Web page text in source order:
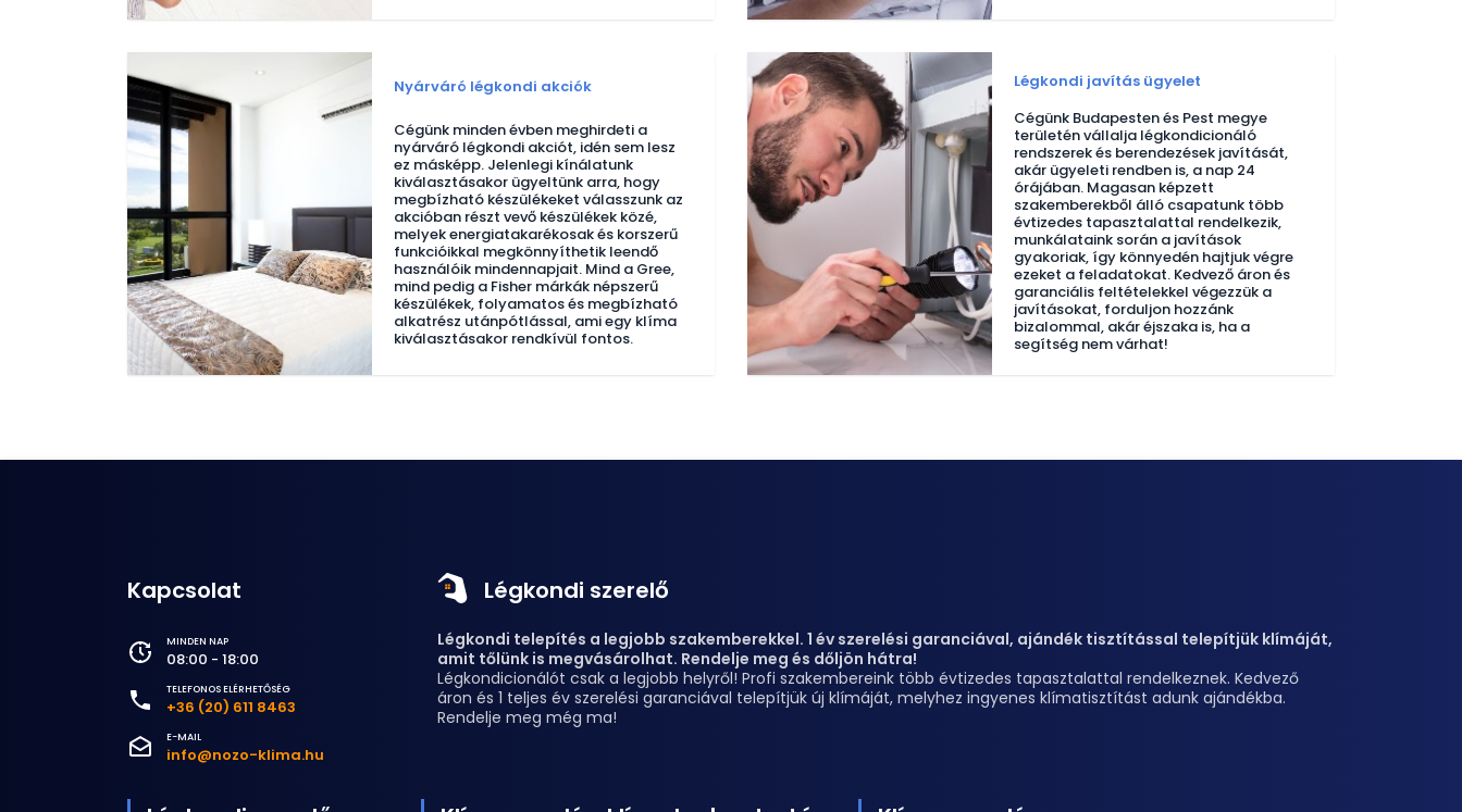
Nyárváró légkondi akciók
Cégünk minden évben meghirdeti a
nyárváró légkondi akciót, idén sem lesz
ez másképp. Jelenlegi kínálatunk
kiválasztásakor ügyeltünk arra, hogy
megbízható készülékeket válasszunk az
akcióban részt vevő készülékek közé,
melyek energiatakarékosak és korszerű
funkcióikkal megkönnyíthetik leendő
használóik mindennapjait. Mind a Gree,
mind pedig a Fisher márkák népszerű
készülékek, folyamatos és megbízható
alkatrész utánpótlással, ami egy klíma
kiválasztásakor rendkívül fontos.
Légkondi javítás ügyelet
Cégünk Budapesten és Pest megye
területén vállalja légkondicionáló
rendszerek és berendezések javítását,
akár ügyeleti rendben is, a nap 24
órájában. Magasan képzett
szakemberekből álló csapatunk több
évtizedes tapasztalattal rendelkezik,
munkálataink során a javítások
gyakoriak, így könnyedén hajtjuk végre
ezeket a feladatokat. Kedvező áron és
garanciális feltételekkel végezzük a
javításokat, forduljon hozzánk
bizalommal, akár éjszaka is, ha a
segítség nem várhat!
Kapcsolat
MINDEN NAP
08:00 - 18:00
TELEFONOS ELÉRHETŐSÉG
+36 (20) 611 8463
E-MAIL
info@nozo-klima.hu
Légkondi szerelő
Légkondi telepítés a legjobb szakemberekkel. 1 év szerelési garanciával, ajándék tisztítással telepítjük klímáját,
amit tőlünk is megvásárolhat. Rendelje meg és dőljön hátra!
Légkondicionálót csak a legjobb helyről! Profi szakembereink több évtizedes tapasztalattal rendelkeznek. Kedvező
áron és 1 teljes év szerelési garanciával telepítjük új klímáját, melyhez ingyenes klímatisztítást adunk ajándékba.
Rendelje meg még ma!